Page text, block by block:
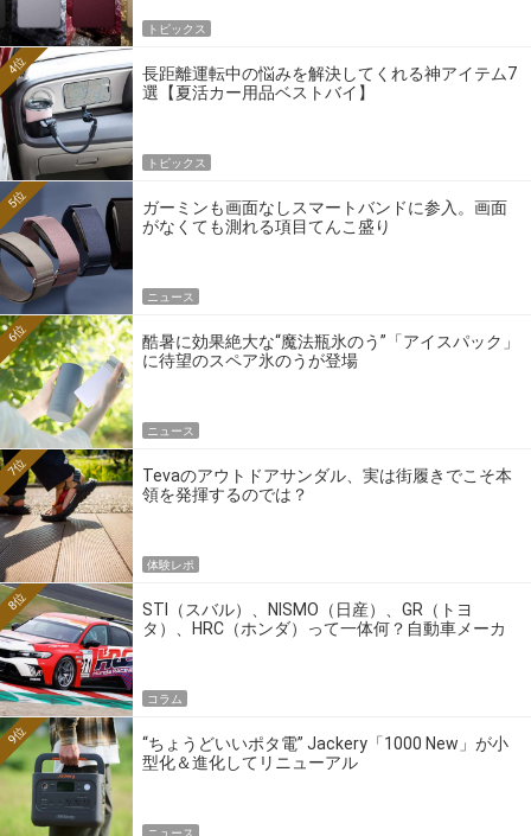
トピックス
長距離運転中の悩みを解決してくれる神アイテム7
選【夏活カー用品ベストバイ】
4位
トピックス
ガーミンも画面なしスマートバンドに参入。画面
がなくても測れる項目てんこ盛り
5位
ニュース
酷暑に効果絶大な“魔法瓶氷のう”「アイスパック」
に待望のスペア氷のうが登場
6位
ニュース
Tevaのアウトドアサンダル、実は街履きでこそ本
領を発揮するのでは？
7位
体験レポ
STI（スバル）、NISMO（日産）、GR（トヨ
タ）、HRC（ホンダ）って一体何？自動車メーカ
8位
コラム
“ちょうどいいポタ電” Jackery「1000 New」が小
型化＆進化してリニューアル
9位
ニュース